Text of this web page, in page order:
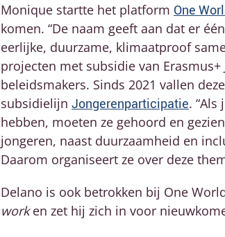
Monique startte het platform One
komen. “De naam geeft aan dat er
eerlijke, duurzame, klimaatproof
projecten met subsidie van
beleidsmakers. Sinds 2021 vallen
subsidielijn Jongerenparticipatie.
hebben, moeten ze gehoord en
jongeren, naast duurzaamheid en
Daarom organiseert ze over deze
Delano is ook betrokken bij One
worken zet hij zich in voor